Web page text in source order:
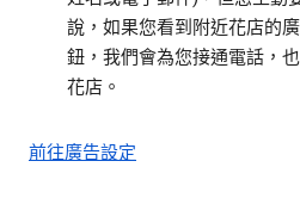
說，如果您看到附近花店的
鈕，我們會為您接通電話，
花店。
前往廣告設定